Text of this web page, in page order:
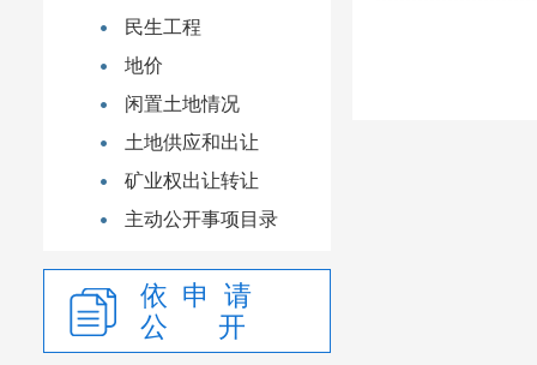
民生工程
地价
闲置土地情况
土地供应和出让
矿业权出让转让
主动公开事项目录
依 申 请
公 开